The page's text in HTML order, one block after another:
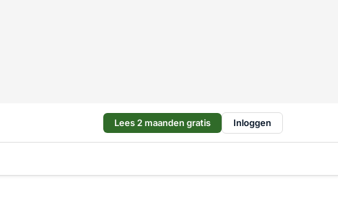
Lees 2 maanden gratis Inloggen